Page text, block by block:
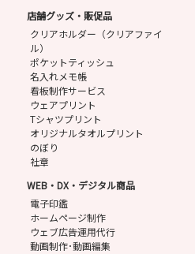
店舗グッズ・販促品
クリアホルダー（クリアファイ
ル）
ポケットティッシュ
名入れメモ帳
看板制作サービス
ウェアプリント
Tシャツプリント
オリジナルタオルプリント
のぼり
社章
WEB・DX・デジタル商品
電子印鑑
ホームページ制作
ウェブ広告運用代行
動画制作･動画編集